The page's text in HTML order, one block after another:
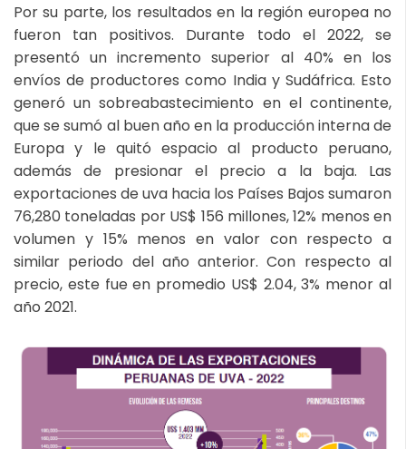
Por su parte, los resultados en la región europea no
fueron tan positivos. Durante todo el 2022, se
presentó un incremento superior al 40% en los
envíos de productores como India y Sudáfrica. Esto
generó un sobreabastecimiento en el continente,
que se sumó al buen año en la producción interna de
Europa y le quitó espacio al producto peruano,
además de presionar el precio a la baja. Las
exportaciones de uva hacia los Países Bajos sumaron
76,280 toneladas por US$ 156 millones, 12% menos en
volumen y 15% menos en valor con respecto a
similar periodo del año anterior. Con respecto al
precio, este fue en promedio US$ 2.04, 3% menor al
año 2021.